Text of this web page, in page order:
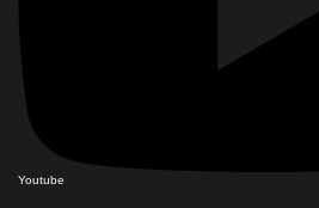
Youtube